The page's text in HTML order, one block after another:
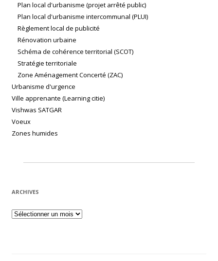
Plan local d'urbanisme (projet arrêté public)
Plan local d'urbanisme intercommunal (PLUI)
Règlement local de publicité
Rénovation urbaine
Schéma de cohérence territorial (SCOT)
Stratégie territoriale
Zone Aménagement Concerté (ZAC)
Urbanisme d'urgence
Ville apprenante (Learning citie)
Vishwas SATGAR
Voeux
Zones humides
ARCHIVES
Archives